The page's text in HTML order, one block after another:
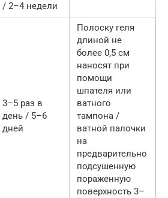
/ 2–4 недели
3–5 раз в
день / 5–6
дней
Полоску геля
длиной не
более 0,5 см
наносят при
помощи
шпателя или
ватного
тампона /
ватной палочки
на
предварительно
подсушенную
пораженную
поверхность 3–